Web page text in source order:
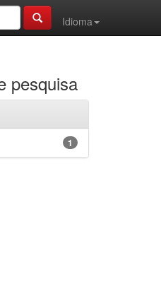
Idioma
pesquisa
1